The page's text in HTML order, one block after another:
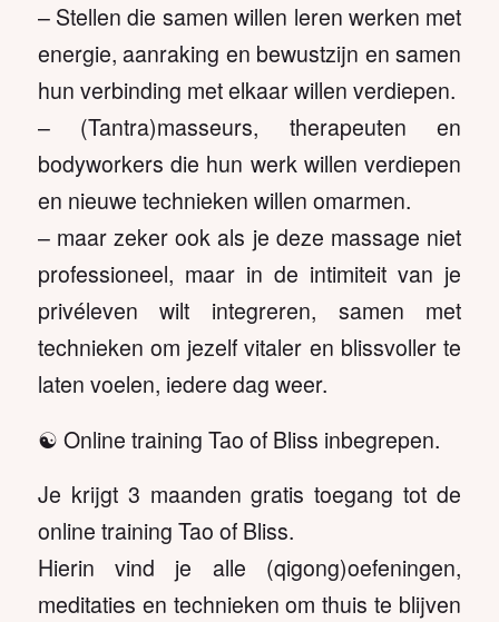
– Stellen die samen willen leren werken met
energie, aanraking en bewustzijn en samen
hun verbinding met elkaar willen verdiepen.
– (Tantra)masseurs, therapeuten en
bodyworkers die hun werk willen verdiepen
en nieuwe technieken willen omarmen.
– maar zeker ook als je deze massage niet
professioneel, maar in de intimiteit van je
privéleven wilt integreren, samen met
technieken om jezelf vitaler en blissvoller te
laten voelen, iedere dag weer.
☯️ Online training Tao of Bliss inbegrepen.
Je krijgt 3 maanden gratis toegang tot de
online training Tao of Bliss.
Hierin vind je alle (qigong)oefeningen,
meditaties en technieken om thuis te blijven